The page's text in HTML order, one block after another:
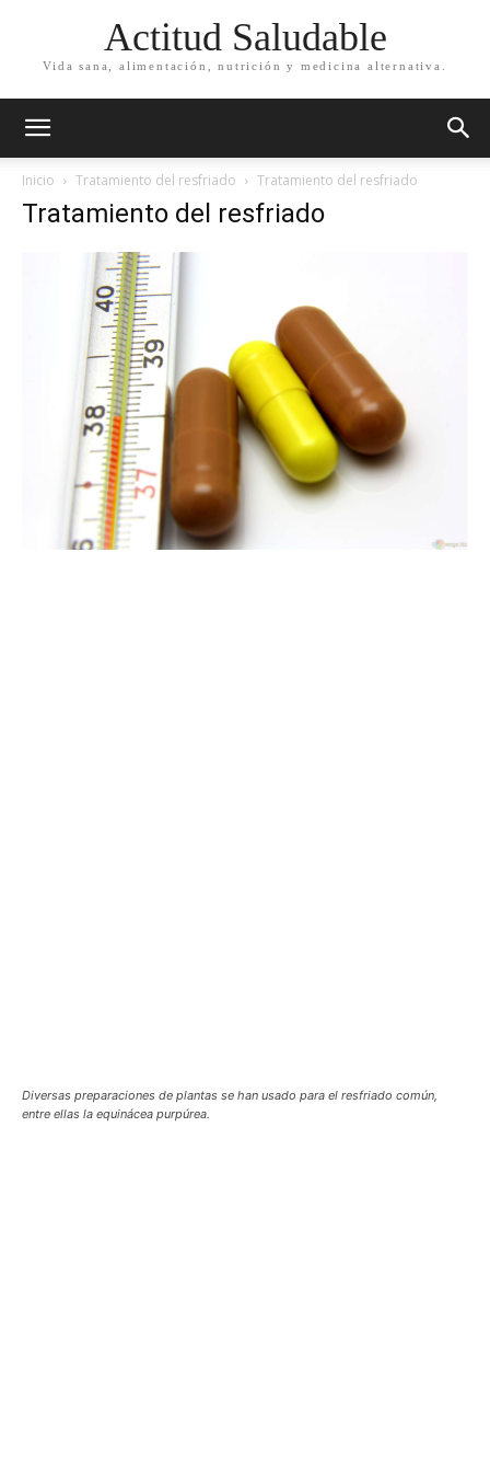
Actitud Saludable
Vida sana, alimentación, nutrición y medicina alternativa.
Inicio Tratamiento del resfriado Tratamiento del resfriado
Tratamiento del resfriado
Diversas preparaciones de plantas se han usado para el resfriado común,
entre ellas la equinácea purpúrea.